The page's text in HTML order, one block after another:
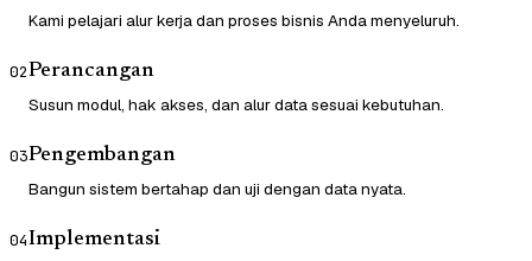
Kami pelajari alur kerja dan proses bisnis Anda menyeluruh.
02Perancangan
Susun modul, hak akses, dan alur data sesuai kebutuhan.
03Pengembangan
Bangun sistem bertahap dan uji dengan data nyata.
04Implementasi